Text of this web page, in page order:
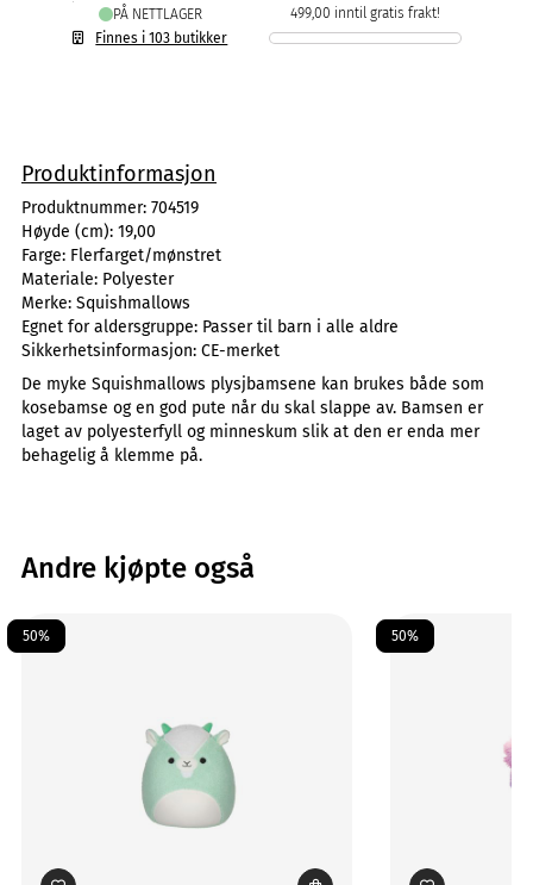
PÅ NETTLAGER
Finnes i 103 butikker
499,00 inntil gratis frakt!
Produktinformasjon
Produktnummer: 704519
Høyde (cm): 19,00
Farge: Flerfarget/mønstret
Materiale: Polyester
Merke: Squishmallows
Egnet for aldersgruppe: Passer til barn i alle aldre
Sikkerhetsinformasjon: CE-merket
De myke Squishmallows plysjbamsene kan brukes både som
kosebamse og en god pute når du skal slappe av. Bamsen er
laget av polyesterfyll og minneskum slik at den er enda mer
behagelig å klemme på.
Andre kjøpte også
50% 50%